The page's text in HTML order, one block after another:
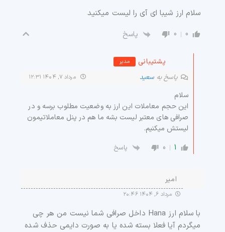
سلام ارز شیبا ای آی را لیست میکنید
0
0 پاسخ
پشتیبانی مدیر
پاسخ به سعید مرداد ۷, ۱۴۰۴ ۱۲:۳۱
سلام
این حجم معاملات این ارز به وضعیت مطلوب برسه و در
صرافی های معتبر لیست بشه ما هم در پنل معاملاتیمون
لیستش میکنیم.
1
0 پاسخ
امیر
مرداد ۶, ۱۴۰۴ ۲۰:۴۶
با سلام ارز Hana داخل صرافی شما نیست من هر چی
میگردم آیا فعلا بسته شده یا به صورت دایمی حذف شده